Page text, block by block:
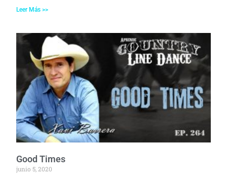
Leer Más >>
Good Times
junio 5, 2020